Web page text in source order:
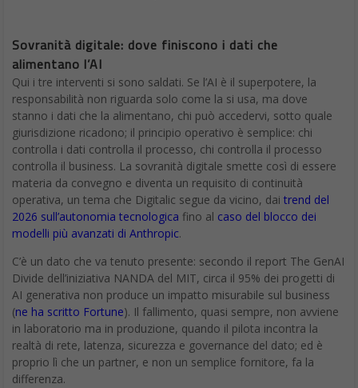
Sovranità digitale: dove finiscono i dati che
alimentano l’AI
Qui i tre interventi si sono saldati. Se l’AI è il superpotere, la
responsabilità non riguarda solo come la si usa, ma dove
stanno i dati che la alimentano, chi può accedervi, sotto quale
giurisdizione ricadono; il principio operativo è semplice: chi
controlla i dati controlla il processo, chi controlla il processo
controlla il business. La sovranità digitale smette così di essere
materia da convegno e diventa un requisito di continuità
operativa, un tema che Digitalic segue da vicino, dai trend del
2026 sull’autonomia tecnologica fino al caso del blocco dei
modelli più avanzati di Anthropic.
C’è un dato che va tenuto presente: secondo il report The GenAI
Divide dell’iniziativa NANDA del MIT, circa il 95% dei progetti di
AI generativa non produce un impatto misurabile sul business
(ne ha scritto Fortune). Il fallimento, quasi sempre, non avviene
in laboratorio ma in produzione, quando il pilota incontra la
realtà di rete, latenza, sicurezza e governance del dato; ed è
proprio lì che un partner, e non un semplice fornitore, fa la
differenza.